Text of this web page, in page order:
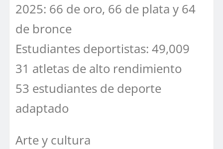
2025: 66 de oro, 66 de plata y 64
de bronce
Estudiantes deportistas: 49,009
31 atletas de alto rendimiento
53 estudiantes de deporte
adaptado
Arte y cultura